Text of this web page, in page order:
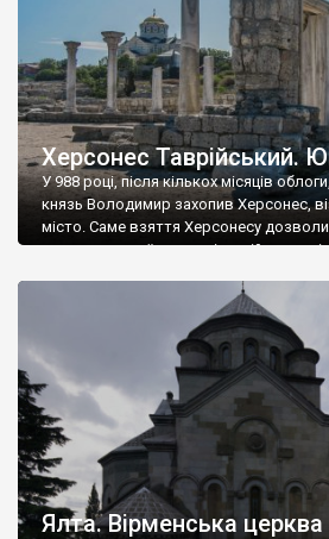
Херсонес Таврійський.
У 988 році, після кількох місяців
князь Володимир захопив Херсонес,
місто. Саме взяття Херсонесу
диктувати свої умови візантійському
Херсонесі Володимир-язичник, став
А потім було Хрещення Русі. На честь
Ялта. Вірменська церква